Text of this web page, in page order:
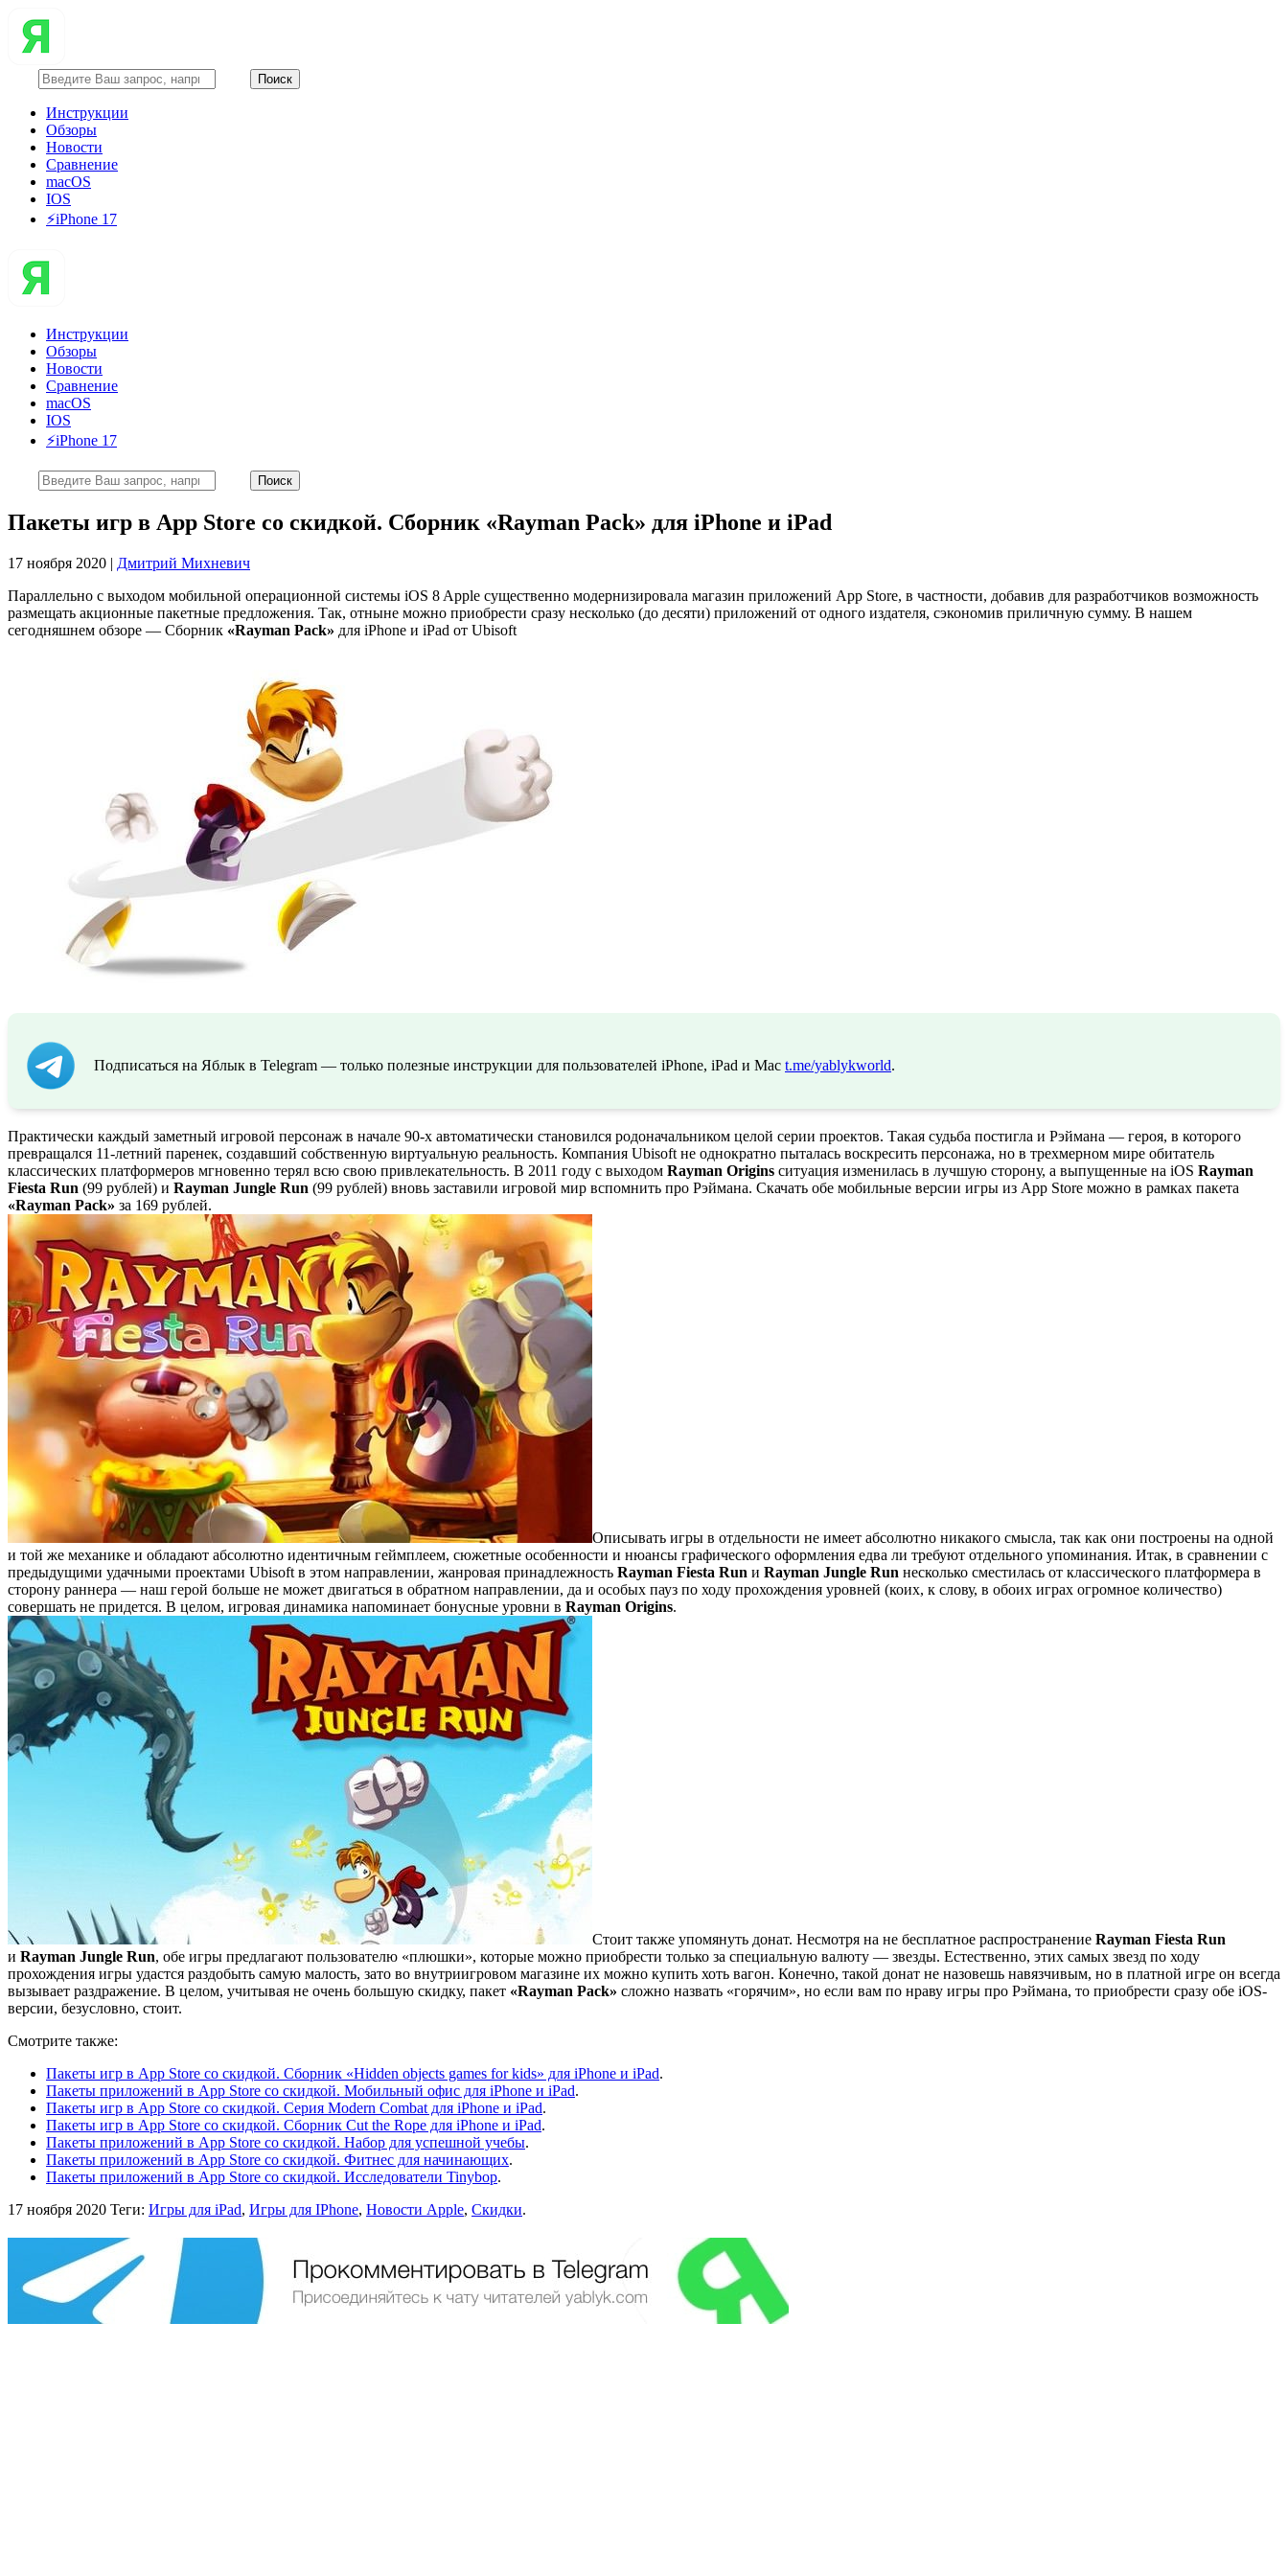
Инструкции
Обзоры
Новости
Сравнение
macOS
IOS
⚡️iPhone 17
Инструкции
Обзоры
Новости
Сравнение
macOS
IOS
⚡️iPhone 17
Пакеты игр в App Store со скидкой. Сборник «Rayman Pack» для iPhone и iPad
17 ноября 2020 | Дмитрий Михневич
Параллельно с выходом мобильной операционной системы iOS 8 Apple существенно модернизировала магазин приложений App Store, в частности, добавив для разработчиков возможность
размещать акционные пакетные предложения. Так, отныне можно приобрести сразу несколько (до десяти) приложений от одного издателя, сэкономив приличную сумму. В нашем
сегодняшнем обзоре — Сборник «Rayman Pack» для iPhone и iPad от Ubisoft
Подписаться на Яблык в Telegram — только полезные инструкции для пользователей iPhone, iPad и Mac t.me/yablykworld.
Практически каждый заметный игровой персонаж в начале 90-х автоматически становился родоначальником целой серии проектов. Такая судьба постигла и Рэймана — героя, в которого
превращался 11-летний паренек, создавший собственную виртуальную реальность. Компания Ubisoft не однократно пыталась воскресить персонажа, но в трехмерном мире обитатель
классических платформеров мгновенно терял всю свою привлекательность. В 2011 году с выходом Rayman Origins ситуация изменилась в лучшую сторону, а выпущенные на iOS Rayman
Fiesta Run (99 рублей) и Rayman Jungle Run (99 рублей) вновь заставили игровой мир вспомнить про Рэймана. Скачать обе мобильные версии игры из App Store можно в рамках пакета
«Rayman Pack» за 169 рублей.
Описывать игры в отдельности не имеет абсолютно никакого смысла, так как они построены на одной
и той же механике и обладают абсолютно идентичным геймплеем, сюжетные особенности и нюансы графического оформления едва ли требуют отдельного упоминания. Итак, в сравнении с
предыдущими удачными проектами Ubisoft в этом направлении, жанровая принадлежность Rayman Fiesta Run и Rayman Jungle Run несколько сместилась от классического платформера в
сторону раннера — наш герой больше не может двигаться в обратном направлении, да и особых пауз по ходу прохождения уровней (коих, к слову, в обоих играх огромное количество)
совершать не придется. В целом, игровая динамика напоминает бонусные уровни в Rayman Origins.
Стоит также упомянуть донат. Несмотря на не бесплатное распространение Rayman Fiesta Run
и Rayman Jungle Run, обе игры предлагают пользователю «плюшки», которые можно приобрести только за специальную валюту — звезды. Естественно, этих самых звезд по ходу
прохождения игры удастся раздобыть самую малость, зато во внутриигровом магазине их можно купить хоть вагон. Конечно, такой донат не назовешь навязчивым, но в платной игре он всегда
вызывает раздражение. В целом, учитывая не очень большую скидку, пакет «Rayman Pack» сложно назвать «горячим», но если вам по нраву игры про Рэймана, то приобрести сразу обе iOS-
версии, безусловно, стоит.
Смотрите также:
Пакеты игр в App Store со скидкой. Сборник «Hidden objects games for kids» для iPhone и iPad.
Пакеты приложений в App Store со скидкой. Мобильный офис для iPhone и iPad.
Пакеты игр в App Store со скидкой. Серия Modern Combat для iPhone и iPad.
Пакеты игр в App Store со скидкой. Сборник Cut the Rope для iPhone и iPad.
Пакеты приложений в App Store со скидкой. Набор для успешной учебы.
Пакеты приложений в App Store со скидкой. Фитнес для начинающих.
Пакеты приложений в App Store со скидкой. Исследователи Tinybop.
17 ноября 2020 Теги: Игры для iPad, Игры для IPhone, Новости Apple, Скидки.